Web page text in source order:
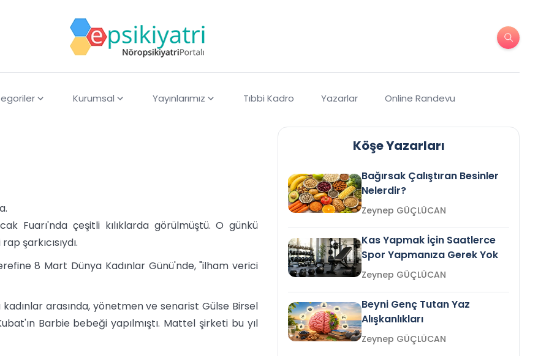
Kurumsal Yayınlarımız Tıbbi Kadro Yazarlar Online Randevu
Fuarı'nda çeşitli kılıklarda görülmüştü. O günkü
şarkıcısıydı.
8 Mart Dünya Kadınlar Günü'nde, "ilham verici
arasında, yönetmen ve senarist Gülse Birsel
Barbie bebeği yapılmıştı. Mattel şirketi bu yıl
Köşe Yazarları
Bağırsak Çalıştıran Besinler
Nelerdir?
Zeynep GÜÇLÜCAN
Kas Yapmak İçin Saatlerce
Spor Yapmanıza Gerek Yok
Zeynep GÜÇLÜCAN
Beyni Genç Tutan Yaz
Alışkanlıkları
Zeynep GÜÇLÜCAN